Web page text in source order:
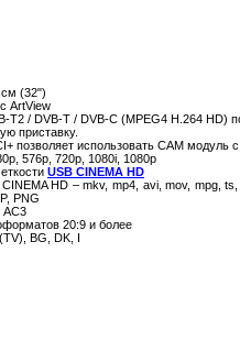
см (32")
ArtView
/ DVB-T / DVB-C (MPEG4 H.264 HD)
приставку.
позволяет использовать CAM
576p, 720p, 1080i, 1080p
USB CINEMA HD
HD – mkv, mp4, avi, mov, mpg,
PNG
AC3
20:9 и более
BG, DK, I